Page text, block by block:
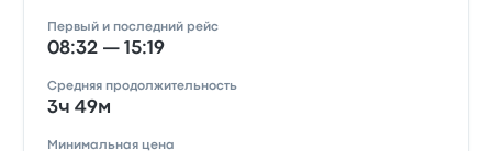
Первый и последний рейс
08:32 — 15:19
Средняя продолжительность
3ч 49м
Минимальная цена